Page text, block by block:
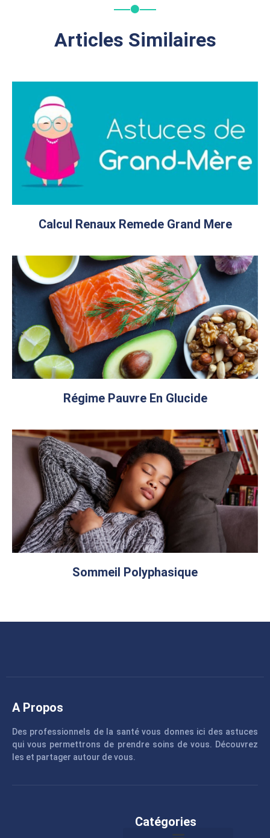
Articles Similaires
Calcul Renaux Remede Grand Mere
Régime Pauvre En Glucide
Sommeil Polyphasique
A Propos
Des professionnels de la santé vous donnes ici des astuces
qui vous permettrons de prendre soins de vous. Découvrez
les et partager autour de vous.
Catégories